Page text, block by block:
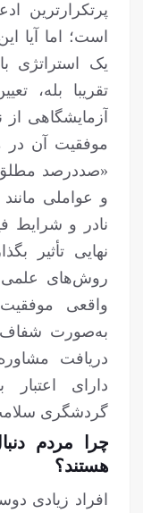
پرتکرارترین
است؛ اما آیا
یک استراتژی
تقریبا بله،
آزمایشگاهی
«صددرصد
و عواملی
نادر و شرایط
نهایی تأثیر
روش‌های علمی
واقعی
به‌صورت شفاف
دریافت
دارای اعتبار
گردشگری سلامت
چرا مردم
هستند؟
افراد زیادی